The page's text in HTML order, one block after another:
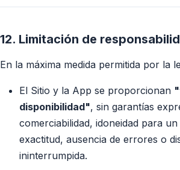
12. Limitación de
En la máxima medida permitida por la
El Sitio y la App se proporcionan
disponibilidad", sin garantías
comerciabilidad, idoneidad para
exactitud, ausencia de errores o
ininterrumpida.